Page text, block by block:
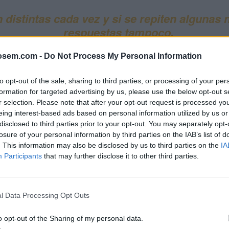
- Do Not Process My Personal Information
opt-out of the sale, sharing to third parties, or processing of your
for targeted advertising by us, please use the below opt-out
selection. Please note that after your opt-out request is processed
interest-based ads based on personal information utilized by us
to third parties prior to your opt-out. You may separately
of your personal information by third parties on the IAB’s list of
This information may also be disclosed by us to third parties on the
Participants that may further disclose it to other third parties.
Data Processing Opt Outs
opt-out of the Sharing of my personal data.
distintas cada vezy si se repiten algunas
respuestas tampoco.
(cierras el navegador o el ordenador se apaga)
vigente durante 12 meses, por lo que para
estudio de publicidad para móviles, con la que aprenderás
mediante la publicidad para móvilesy la importancia
examen de publicidad
que han aparecido más habitualmente en las